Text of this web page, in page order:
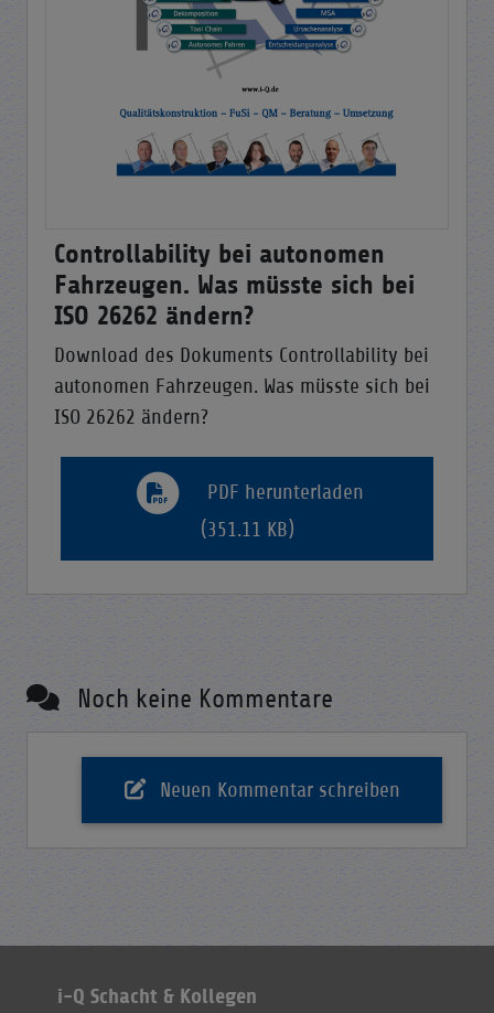
Controllability bei autonomen
Fahrzeugen. Was müsste sich bei
ISO 26262 ändern?
Download des Dokuments Controllability bei
autonomen Fahrzeugen. Was müsste sich bei
ISO 26262 ändern?
PDF herunterladen
(351.11 KB)
Noch keine Kommentare
Neuen Kommentar schreiben
i-Q Schacht & Kollegen